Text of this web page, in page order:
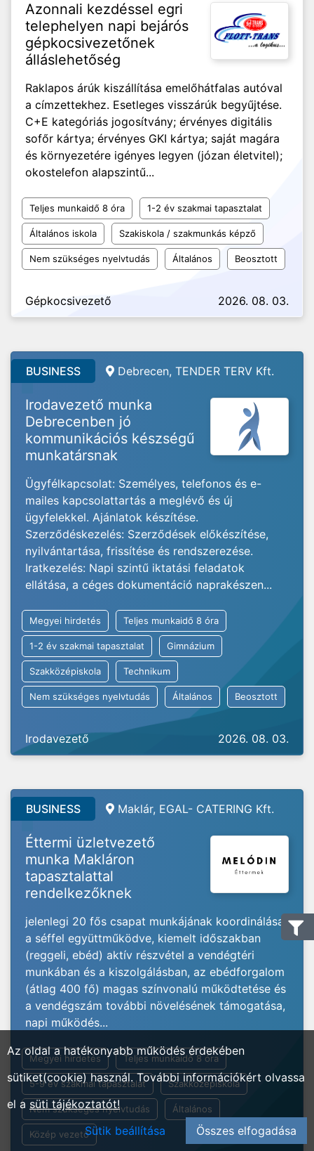
Azonnali kezdéssel egri
telephelyen napi bejárós
gépkocsivezetőnek
álláslehetőség
Raklapos árúk kiszállítása emelőhátfalas autóval
a címzettekhez. Esetleges visszárúk begyűjtése.
C+E kategóriás jogosítvány; érvényes digitális
sofőr kártya; érvényes GKI kártya; saját magára
és környezetére igényes legyen (józan életvitel);
okostelefon alapszintű...
Teljes munkaidő 8 óra 1-2 év szakmai tapasztalat
Általános iskola Szakiskola / szakmunkás képző
Nem szükséges nyelvtudás Általános Beosztott
Gépkocsivezető 2026. 08. 03.
BUSINESS Debrecen, TENDER TERV Kft.
Irodavezető munka
Debrecenben jó
kommunikációs készségű
munkatársnak
Ügyfélkapcsolat: Személyes, telefonos és e-
mailes kapcsolattartás a meglévő és új
ügyfelekkel. Ajánlatok készítése.
Szerződéskezelés: Szerződések előkészítése,
nyilvántartása, frissítése és rendszerezése.
Iratkezelés: Napi szintű iktatási feladatok
ellátása, a céges dokumentáció naprakészen...
Megyei hirdetés Teljes munkaidő 8 óra
1-2 év szakmai tapasztalat Gimnázium
Szakközépiskola Technikum
Nem szükséges nyelvtudás Általános Beosztott
Irodavezető 2026. 08. 03.
BUSINESS Maklár, EGAL- CATERING Kft.
Éttermi üzletvezető
munka Makláron
tapasztalattal
rendelkezőknek
jelenlegi 20 fős csapat munkájának koordinálása
a séffel együttműködve, kiemelt időszakban
(reggeli, ebéd) aktív részvétel a vendégtéri
munkában és a kiszolgálásban, az ebédforgalom
(átlag 400 fő) magas színvonalú működtetése és
a vendégszám további növelésének támogatása,
napi működés...
Megyei hirdetés Teljes munkaidő 8 óra
5-9 év szakmai tapasztalat Szakközépiskola
Nem szükséges nyelvtudás Általános
Közép vezető
Az oldal a hatékonyabb működés érdekében
sütiket(cookie) használ. További információkért olvassa
el a süti tájékoztatót!
Sütik beállítása
Összes elfogadása